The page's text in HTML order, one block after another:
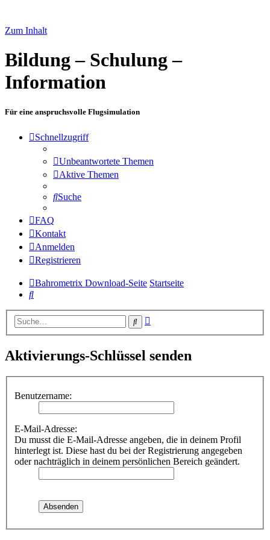
Zum Inhalt
Bildung – Schulung –
Information
Für eine anspruchsvolle Flugsimulation
Schnellzugriff
Unbeantwortete Themen
Aktive Themen
Suche
FAQ
Kontakt
Anmelden
Registrieren
Bahrometrix Download-Seite Startseite
Suche
Suche
Aktivierungs-Schlüssel senden
Benutzername:
E-Mail-Adresse:
Du musst die E-Mail-Adresse angeben, die in deinem Profil
hinterlegt ist. Diese hast du bei der Registrierung angegeben
oder nachträglich in deinem persönlichen Bereich geändert.